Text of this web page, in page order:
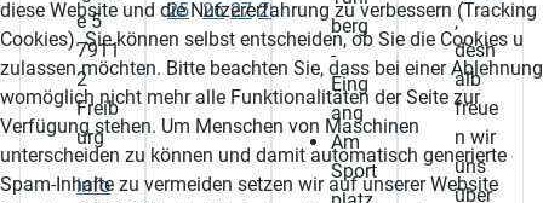
e 5
7911
2
Freib
urg
info
25 26 27 28 29 30 31
berg
-
Eing
ang
Am
Sport
,
desh
alb
freue
n wir
uns
über
diese Website und die Nutzererfahrung zu verbessern (Tracking
Cookies). Sie können selbst entscheiden, ob Sie die Cookies u
zulassen möchten. Bitte beachten Sie, dass bei einer Ablehnung
womöglich nicht mehr alle Funktionalitäten der Seite zur
Verfügung stehen. Um Menschen von Maschinen
unterscheiden zu können und damit automatisch generierte
Spam-Inhalte zu vermeiden setzen wir auf unserer Website